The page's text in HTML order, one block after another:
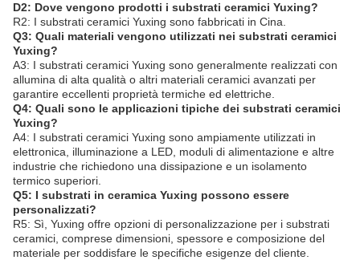
D2: Dove vengono prodotti i substrati ceramici Yuxing?
R2: I substrati ceramici Yuxing sono fabbricati in Cina.
Q3: Quali materiali vengono utilizzati nei substrati ceramici
Yuxing?
A3: I substrati ceramici Yuxing sono generalmente realizzati con
allumina di alta qualità o altri materiali ceramici avanzati per
garantire eccellenti proprietà termiche ed elettriche.
Q4: Quali sono le applicazioni tipiche dei substrati ceramici
Yuxing?
A4: I substrati ceramici Yuxing sono ampiamente utilizzati in
elettronica, illuminazione a LED, moduli di alimentazione e altre
industrie che richiedono una dissipazione e un isolamento
termico superiori.
Q5: I substrati in ceramica Yuxing possono essere
personalizzati?
R5: Sì, Yuxing offre opzioni di personalizzazione per i substrati
ceramici, comprese dimensioni, spessore e composizione del
materiale per soddisfare le specifiche esigenze del cliente.